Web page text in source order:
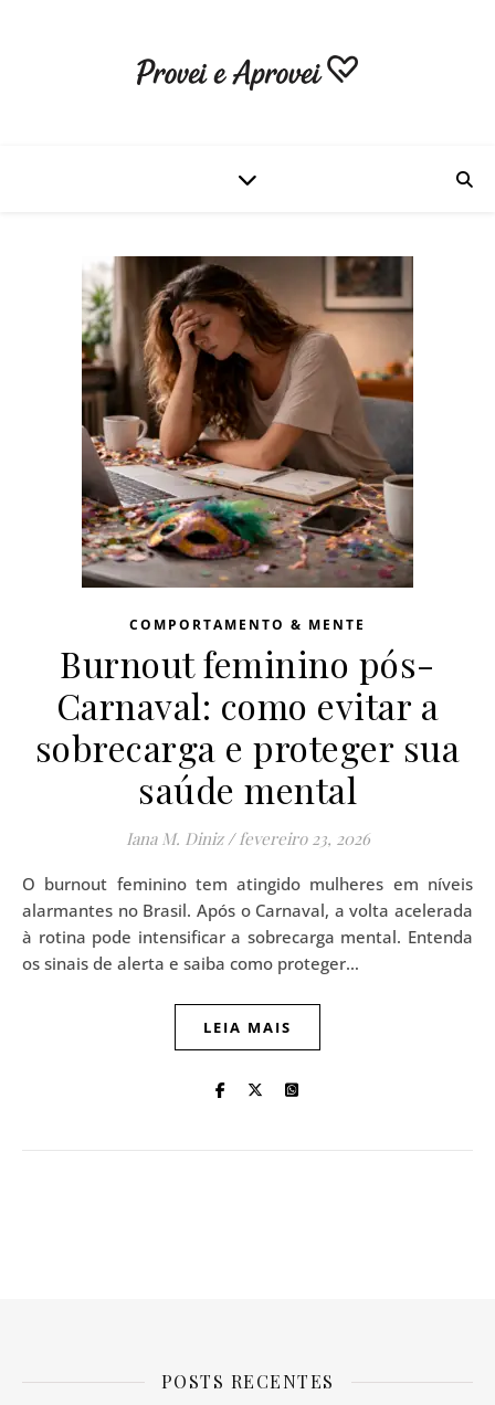
COMPORTAMENTO & MENTE
Burnout feminino pós-
Carnaval: como evitar a
sobrecarga e proteger sua
saúde mental
Iana M. Diniz / fevereiro 23, 2026
O burnout feminino tem atingido mulheres em níveis
alarmantes no Brasil. Após o Carnaval, a volta acelerada
à rotina pode intensificar a sobrecarga mental. Entenda
os sinais de alerta e saiba como proteger…
LEIA MAIS
POSTS RECENTES